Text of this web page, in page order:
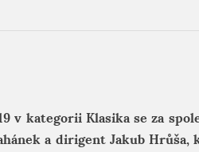
v kategorii Klasika se za
a dirigent Jakub Hrůša,